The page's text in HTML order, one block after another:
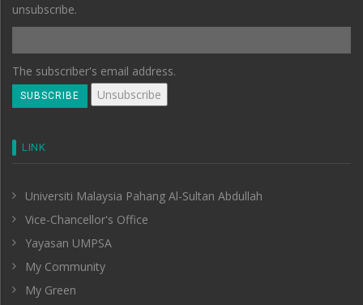
unsubscribe.
The subscriber's email address.
LINK
Universiti Malaysia Pahang Al-Sultan Abdullah
Vice-Chancellor's Office
Yayasan UMPSA
My Community
My Green